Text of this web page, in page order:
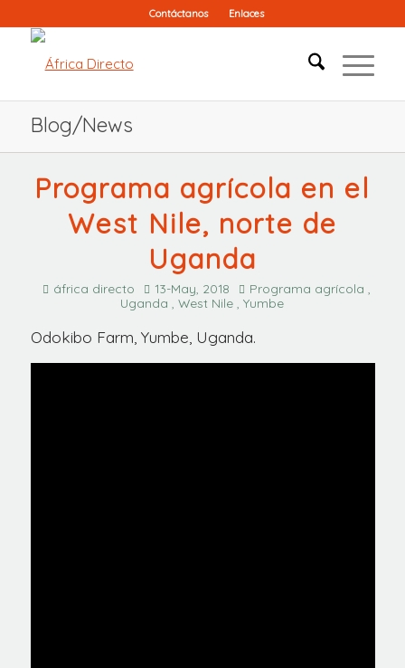
Contáctanos Enlaces
Blog/News
Programa agrícola en el
West Nile, norte de
Uganda
áfrica directo 13-May, 2018
Programa agrícola ,
Uganda , West Nile , Yumbe
Odokibo Farm, Yumbe, Uganda.